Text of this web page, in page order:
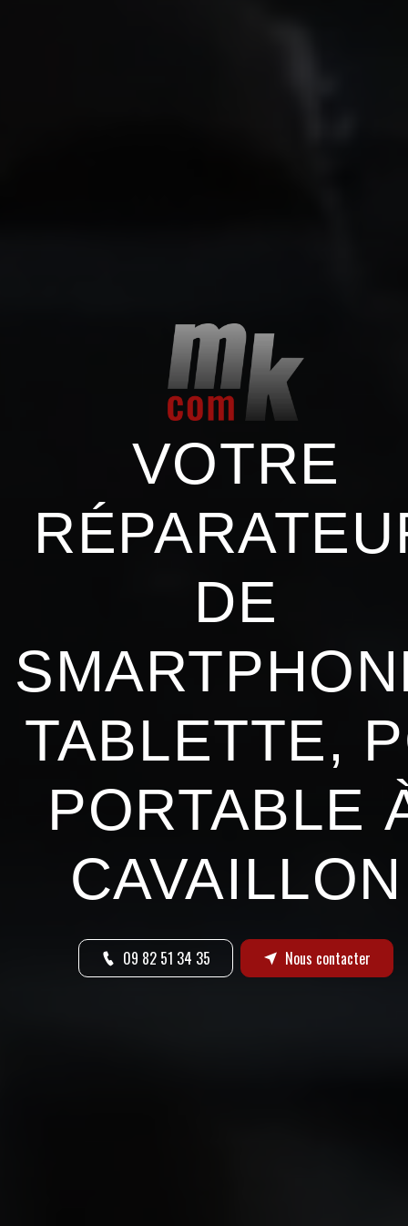
VOTRE
DE
TABLETTE,
PORTABLE
CAVAILLON
09 82 51 34 35 Nous contacter